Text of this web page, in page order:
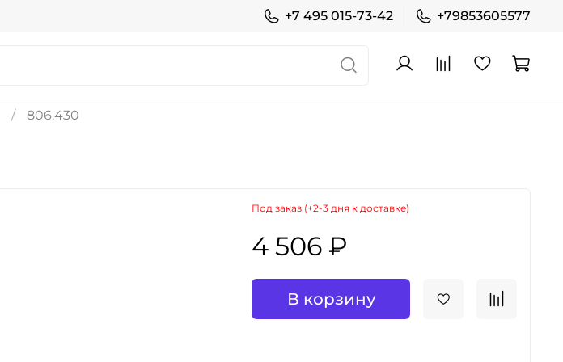
+7 495 015-73-42 +79853605577
806.430
Под заказ (+2-3 дня к доставке)
4 506 ₽
В корзину